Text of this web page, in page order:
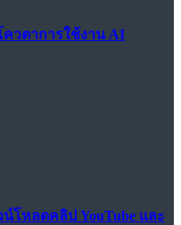
ควตาการใช้งาน AI
โหลดคลิป YouTube และ